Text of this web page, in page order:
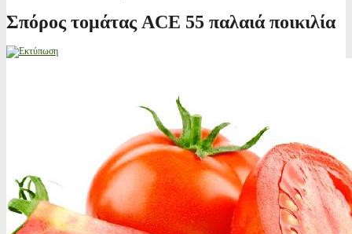
Σπόρος τομάτας ACE 55 παλαιά ποικιλία